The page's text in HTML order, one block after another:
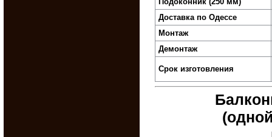
Доставка по Одессе
Монтаж
Демонтаж
Срок изготовления